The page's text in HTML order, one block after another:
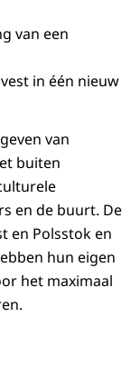
van een
in één nieuw
van
buiten
en de buurt. De
en Polsstok en
hun eigen
het maximaal